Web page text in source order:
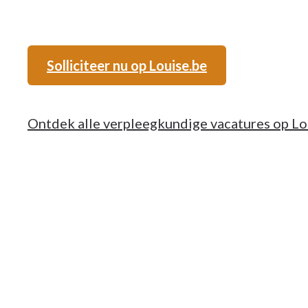
Solliciteer nu op Louise.be
Ontdek alle verpleegkundige vacatures op